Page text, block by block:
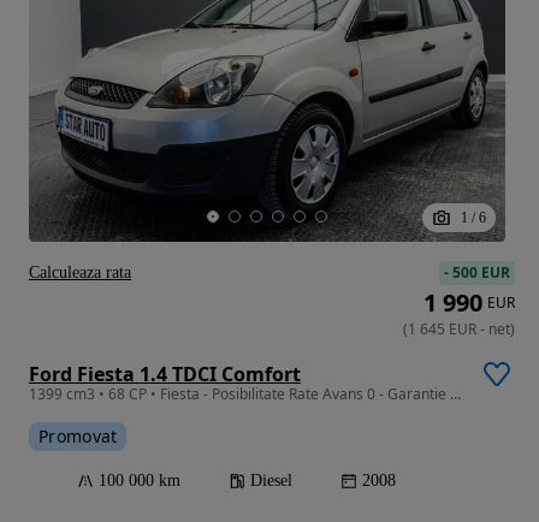
1 / 6
Ford Fiesta 1.4 TDCI Comfort
1399 cm3 • 68 CP • Fiesta - Posibilitate Rate Avans 0 - Garantie 12 Luni - IMPECABILA
Promovat
100 000 km Diesel 2008
-500 EUR
1 990 EUR
(1 645 EUR- net)
Calculeaza rata